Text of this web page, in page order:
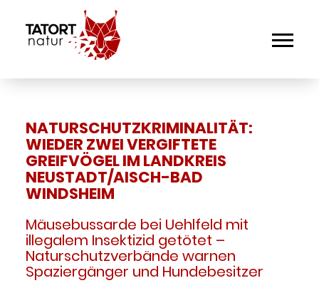
NATURSCHUTZKRIMINALITÄT:
WIEDER ZWEI VERGIFTETE
GREIFVÖGEL IM LANDKREIS
NEUSTADT/AISCH-BAD
WINDSHEIM
Mäusebussarde bei Uehlfeld mit
illegalem Insektizid getötet –
Naturschutzverbände warnen
Spaziergänger und Hundebesitzer